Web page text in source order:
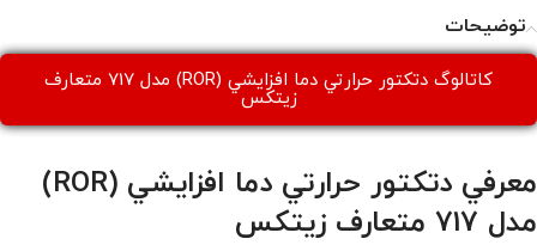
توضیحات
کاتالوگ دتكتور حرارتي دما افزايشي (ROR) مدل 717 متعارف
زيتكس
معرفي دتكتور حرارتي دما افزايشي (ROR)
مدل 717 متعارف زيتكس